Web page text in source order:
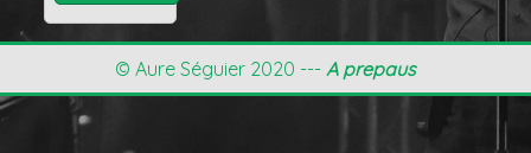
© Aure Séguier 2020 --- A prepaus